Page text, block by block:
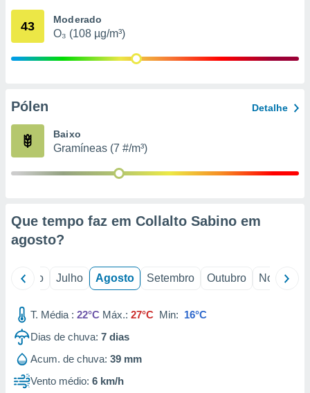
através
estudos
1199
43 Moderado
O₃ (108 µg/m³)
Pólen Detalhe
Baixo
Gramíneas (7 #/m³)
Que tempo faz em Collalto Sabino em
agosto?
Junho Julho Agosto Setembro Outubro Novembro
T. Média : 22°C Máx.: 27°C Min: 16°C
Dias de chuva: 7 dias
Acum. de chuva: 39 mm
Vento médio: 6 km/h